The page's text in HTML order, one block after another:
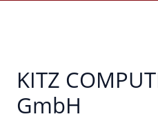
KITZ
GmbH